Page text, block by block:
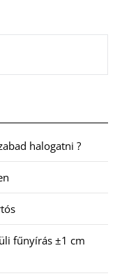
halogatni ?
fűnyírás ±1 cm